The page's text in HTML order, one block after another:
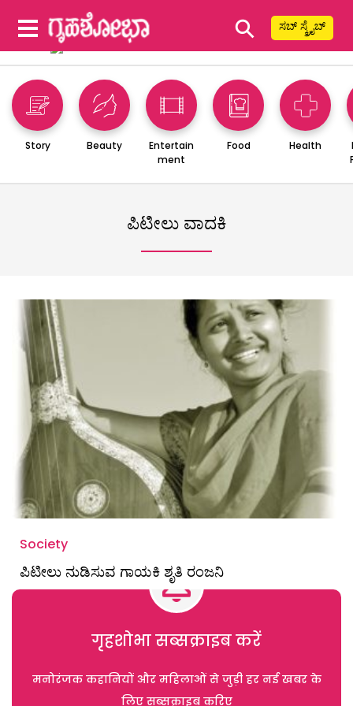
⚲ ಸಬ್ ಸ್ಕ್ರೈಬ್
Story Beauty
Entertain
ment
Food Health
ಪಿಟೀಲು ವಾದಕಿ
Society
ಪಿಟೀಲು ನುಡಿಸುವ ಗಾಯಕಿ ಶೃತಿ ರಂಜನಿ
गृहशोभा सब्सक्राइब करें
मनोरंजक कहानियों और महिलाओं से जुड़ी हर नई खबर के
लिए सब्सक्राइब करिए